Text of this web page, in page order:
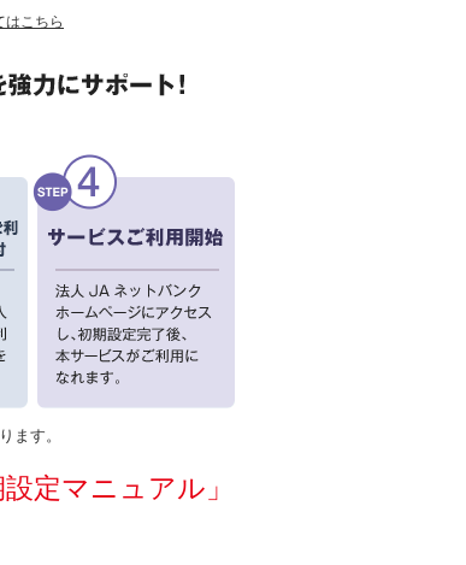
はこちら
ます。
定マニュアル」